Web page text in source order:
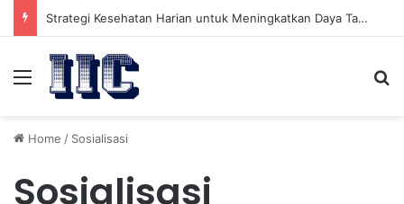
Strategi Kesehatan Harian untuk Meningkatkan Daya Tahan Tubuh dalam Beraktivitas
Menu
Home / Sosialisasi
Sosialisasi